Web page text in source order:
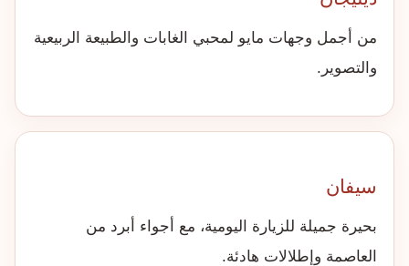
من أجمل وجهات مايو لمحبي الغابات والطبيعة الربيعية
والتصوير.
سيفان
بحيرة جميلة للزيارة اليومية، مع أجواء أبرد من
العاصمة وإطلالات هادئة.